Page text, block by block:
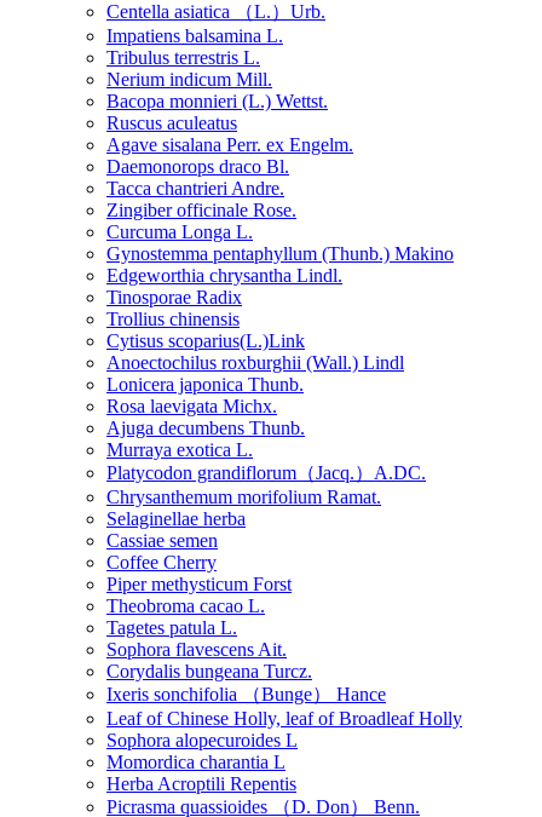
Centella asiatica （L.）Urb.
Impatiens balsamina L.
Tribulus terrestris L.
Nerium indicum Mill.
Bacopa monnieri (L.) Wettst.
Ruscus aculeatus
Agave sisalana Perr. ex Engelm.
Daemonorops draco Bl.
Tacca chantrieri Andre.
Zingiber officinale Rose.
Curcuma Longa L.
Gynostemma pentaphyllum (Thunb.) Makino
Edgeworthia chrysantha Lindl.
Tinosporae Radix
Trollius chinensis
Cytisus scoparius(L.)Link
Anoectochilus roxburghii (Wall.) Lindl
Lonicera japonica Thunb.
Rosa laevigata Michx.
Ajuga decumbens Thunb.
Murraya exotica L.
Platycodon grandiflorum（Jacq.）A.DC.
Chrysanthemum morifolium Ramat.
Selaginellae herba
Cassiae semen
Coffee Cherry
Piper methysticum Forst
Theobroma cacao L.
Tagetes patula L.
Sophora flavescens Ait.
Corydalis bungeana Turcz.
Ixeris sonchifolia （Bunge） Hance
Leaf of Chinese Holly, leaf of Broadleaf Holly
Sophora alopecuroides L
Momordica charantia L
Herba Acroptili Repentis
Picrasma quassioides （D. Don） Benn.